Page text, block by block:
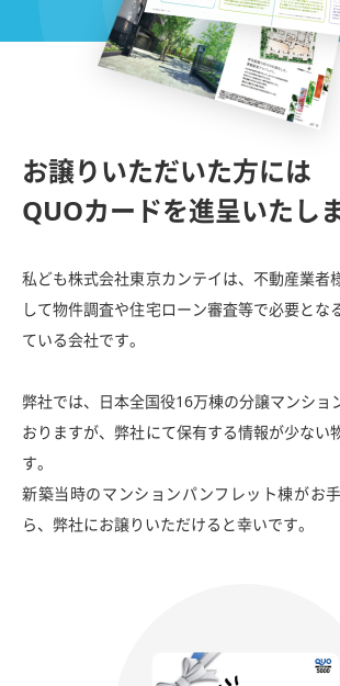
お譲りいただいた方には
QUOカードを進呈いたし
私ども株式会社東京カンテイは、不動産業者
して物件調査や住宅ローン審査等で必要とな
ている会社です。
弊社では、日本全国役16万棟の分譲マンショ
おりますが、弊社にて保有する情報が少ない
す。
新築当時のマンションパンフレット棟がお
ら、弊社にお譲りいただけると幸いです。